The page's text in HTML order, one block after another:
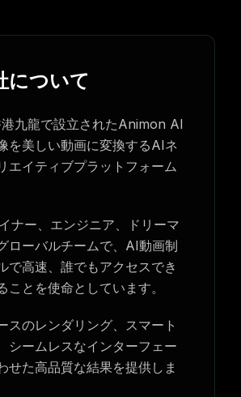
について
九龍で設立されたAnimon AI
を美しい動画に変換するAIネ
エイティブプラットフォーム
ナー、エンジニア、ドリーマ
ローバルチームで、AI動画制
で高速、誰でもアクセスでき
ことを使命としています。
スのレンダリング、スマート
シームレスなインターフェー
せた高品質な結果を提供しま